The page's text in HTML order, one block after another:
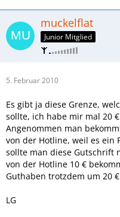
muckelflat
Junior Mitglied
5. Februar 2010
Es gibt ja diese Grenze,
sollte, ich habe mir mal 20
Angenommen man
von der Hotline, weil es ein
sollte man diese Gutschrift
von der Hotline 10 €
Guthaben trotzdem um 20
LG